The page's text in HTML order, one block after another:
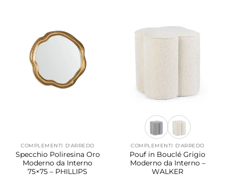
COMPLEMENTI D'ARREDO
Specchio Poliresina Oro
Moderno da Interno
75×75 – PHILLIPS
COMPLEMENTI D'ARREDO
Pouf in Bouclé Grigio
Moderno da Interno –
WALKER